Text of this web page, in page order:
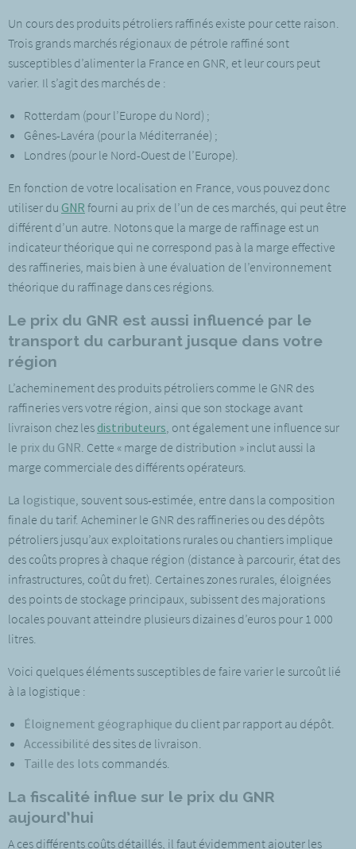
Un cours des produits pétroliers raffinés existe pour cette raison.
Trois grands marchés régionaux de pétrole raffiné sont
susceptibles d’alimenter la France en GNR, et leur cours peut
varier. Il s’agit des marchés de :
Rotterdam (pour l’Europe du Nord) ;
Gênes-Lavéra (pour la Méditerranée) ;
Londres (pour le Nord-Ouest de l’Europe).
En fonction de votre localisation en France, vous pouvez donc
utiliser du GNR fourni au prix de l’un de ces marchés, qui peut être
différent d’un autre. Notons que la marge de raffinage est un
indicateur théorique qui ne correspond pas à la marge effective
des raffineries, mais bien à une évaluation de l’environnement
théorique du raffinage dans ces régions.
Le prix du GNR est aussi influencé par le
transport du carburant jusque dans votre
région
L’acheminement des produits pétroliers comme le GNR des
raffineries vers votre région, ainsi que son stockage avant
livraison chez les distributeurs, ont également une influence sur
le prix du GNR. Cette « marge de distribution » inclut aussi la
marge commerciale des différents opérateurs.
La logistique, souvent sous-estimée, entre dans la composition
finale du tarif. Acheminer le GNR des raffineries ou des dépôts
pétroliers jusqu’aux exploitations rurales ou chantiers implique
des coûts propres à chaque région (distance à parcourir, état des
infrastructures, coût du fret). Certaines zones rurales, éloignées
des points de stockage principaux, subissent des majorations
locales pouvant atteindre plusieurs dizaines d’euros pour 1 000
litres.
Voici quelques éléments susceptibles de faire varier le surcoût lié
à la logistique :
Éloignement géographique du client par rapport au dépôt.
Accessibilité des sites de livraison.
Taille des lots commandés.
La fiscalité influe sur le prix du GNR
aujourd’hui
A ces différents coûts détaillés, il faut évidemment ajouter les